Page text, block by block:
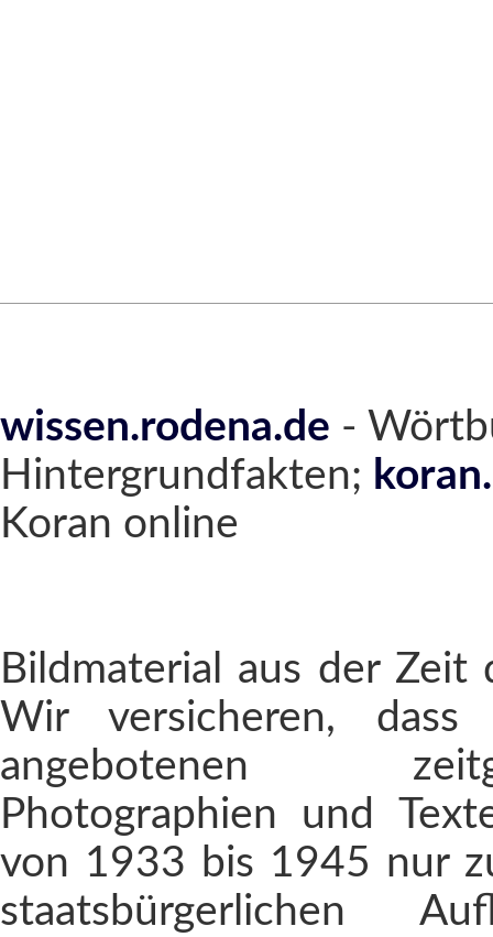
wissen.rodena.de -
Hintergrundfakten;
Koran online
Bildmaterial aus der Zeit
Wir versicheren,
angebotenen
Photographien und
von 1933 bis 1945 nur
staatsbürgerlichen